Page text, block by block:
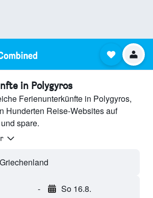
in Polygyros
Ferienunterkünfte in Polygyros,
Hunderten Reise-Websites auf
spare.
- So 16.8.